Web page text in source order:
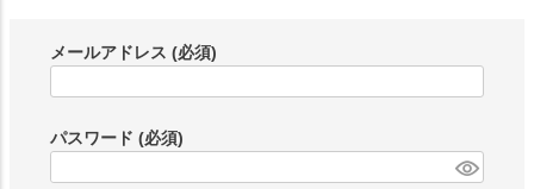
メールアドレス (必須)
パスワード (必須)